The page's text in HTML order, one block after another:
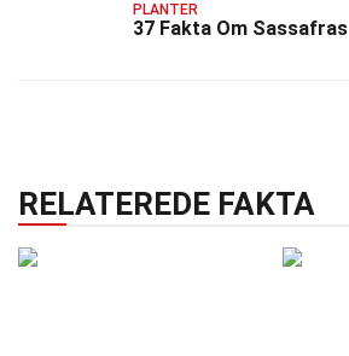
PLANTER
37 Fakta Om Sassafras
RELATEREDE FAKTA